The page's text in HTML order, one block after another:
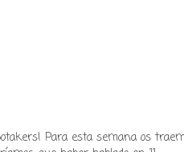
Para esta semana os